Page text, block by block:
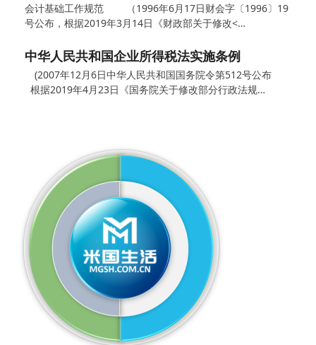
会计基础工作规范 （1996年6月17日财会字〔1996〕19
号公布，根据2019年3月14日《财政部关于修改<…
中华人民共和国企业所得税法实施条例
(2007年12月6日中华人民共和国国务院令第512号公布
根据2019年4月23日《国务院关于修改部分行政法规…